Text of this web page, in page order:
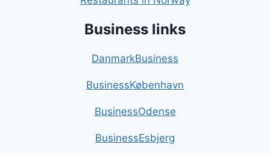
Business links
DanmarkBusiness
BusinessKøbenhavn
BusinessOdense
BusinessEsbjerg